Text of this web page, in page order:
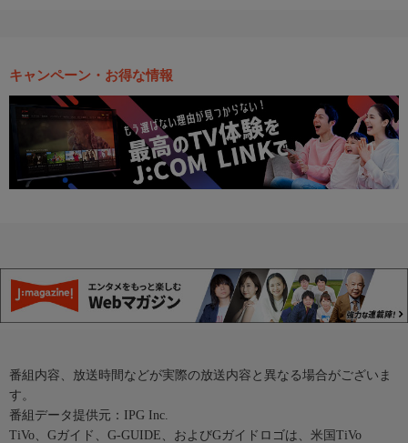
キャンペーン・お得な情報
番組内容、放送時間などが実際の放送内容と異なる場合がございま
す。
番組データ提供元：IPG Inc.
TiVo、Gガイド、G-GUIDE、およびGガイドロゴは、米国TiVo